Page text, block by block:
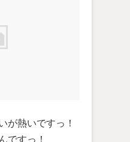
が熱いですっ！
ですっ！